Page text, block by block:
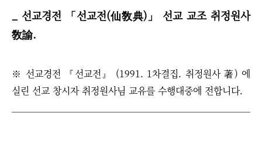
_ 선교경전 「선교전(仙敎典)」 선교 교조 취정원사
敎諭.
※ 선교경전 『선교전』 (1991. 1차결집. 취정원사 著) 에
실린 선교 창시자 취정원사님 교유를 수행대중에 전합니다.